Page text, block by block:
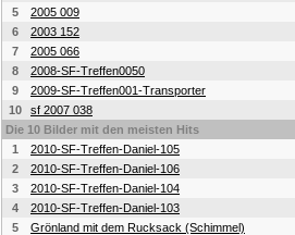
5
2005 009
6
2003 152
7
2005 066
8
2008-SF-Treffen0050
9
2009-SF-Treffen001-Transporter
10
sf 2007 038
Die 10 Bilder mit den meisten Hits
1
2010-SF-Treffen-Daniel-105
2
2010-SF-Treffen-Daniel-106
3
2010-SF-Treffen-Daniel-104
4
2010-SF-Treffen-Daniel-103
5
Grönland mit dem Rucksack (Schimmel)